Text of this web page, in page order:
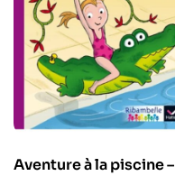
Aventure à la piscine –